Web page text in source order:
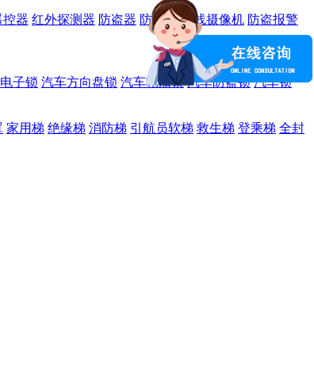
控器 红外探测器 防盗器 防狼器 无线摄像机 防盗报警
子锁 汽车方向盘锁 汽车轮胎锁 汽车防盗锁 汽车锁
家用梯 绝缘梯 消防梯 引航员软梯 救生梯 登乘梯 全封